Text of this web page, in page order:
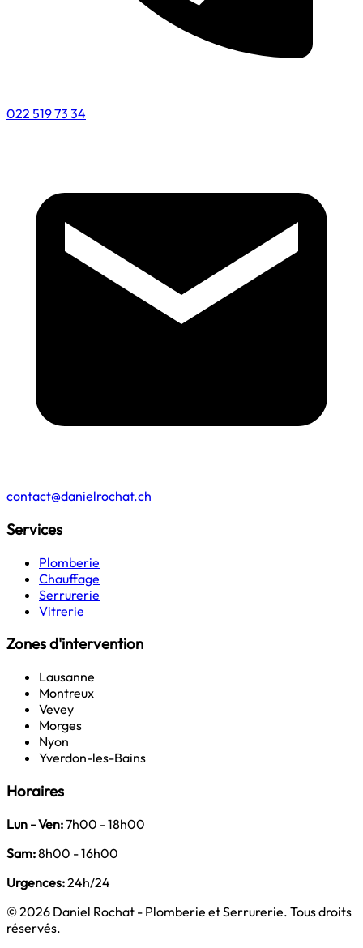
022 519 73 34
contact@danielrochat.ch
Services
Plomberie
Chauffage
Serrurerie
Vitrerie
Zones d'intervention
Lausanne
Montreux
Vevey
Morges
Nyon
Yverdon-les-Bains
Horaires
Lun - Ven:7h00 - 18h00
Sam:8h00 - 16h00
Urgences:24h/24
© 2026 Daniel Rochat - Plomberie et Serrurerie. Tous droits
réservés.